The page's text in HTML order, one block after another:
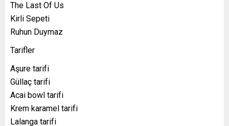
The Last Of Us
Kirli Sepeti
Ruhun Duymaz
Tarifler
Aşure tarifi
Güllaç tarifi
Acai bowl tarifi
Krem karamel tarifi
Lalanga tarifi